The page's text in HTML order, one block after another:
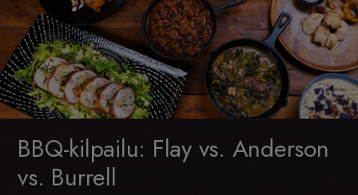
BBQ-kilpailu: Flay vs. Anderson
vs. Burrell